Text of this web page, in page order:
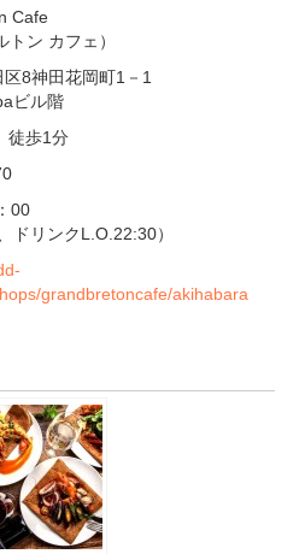
Cafe
トン カフェ）
8神田花岡町1－1
ビル階
歩1分
00
ドリンクL.O.22:30）
grandbretoncafe/akihabara